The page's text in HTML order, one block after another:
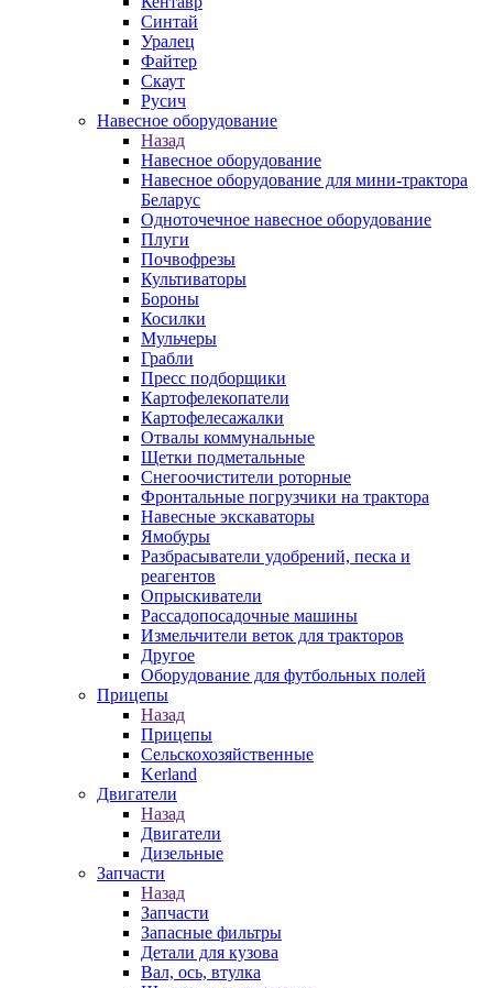
Синтай
Уралец
Файтер
Скаут
Русич
Навесное оборудование
Назад
Навесное оборудование
Навесное оборудование для мини-трактора
Беларус
Одноточечное навесное оборудование
Плуги
Почвофрезы
Культиваторы
Бороны
Косилки
Мульчеры
Грабли
Пресс подборщики
Картофелекопатели
Картофелесажалки
Отвалы коммунальные
Щетки подметальные
Снегоочистители роторные
Фронтальные погрузчики на трактора
Навесные экскаваторы
Ямобуры
Разбрасыватели удобрений, песка и
реагентов
Опрыскиватели
Рассадопосадочные машины
Измельчители веток для тракторов
Другое
Оборудование для футбольных полей
Прицепы
Назад
Прицепы
Сельскохозяйственные
Kerland
Двигатели
Назад
Двигатели
Дизельные
Запчасти
Назад
Запчасти
Запасные фильтры
Детали для кузова
Вал, ось, втулка